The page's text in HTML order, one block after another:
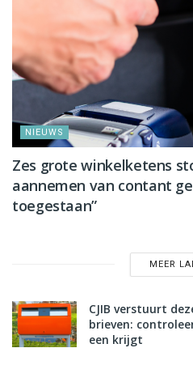
NIEUWS
Zes grote winkelketens
aannemen van contant
toegestaan”
MEER
CJIB verstuurt
brieven:
een krijgt